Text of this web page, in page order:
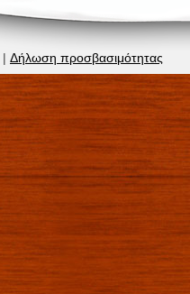
| Δήλωση προσβασιμότητας